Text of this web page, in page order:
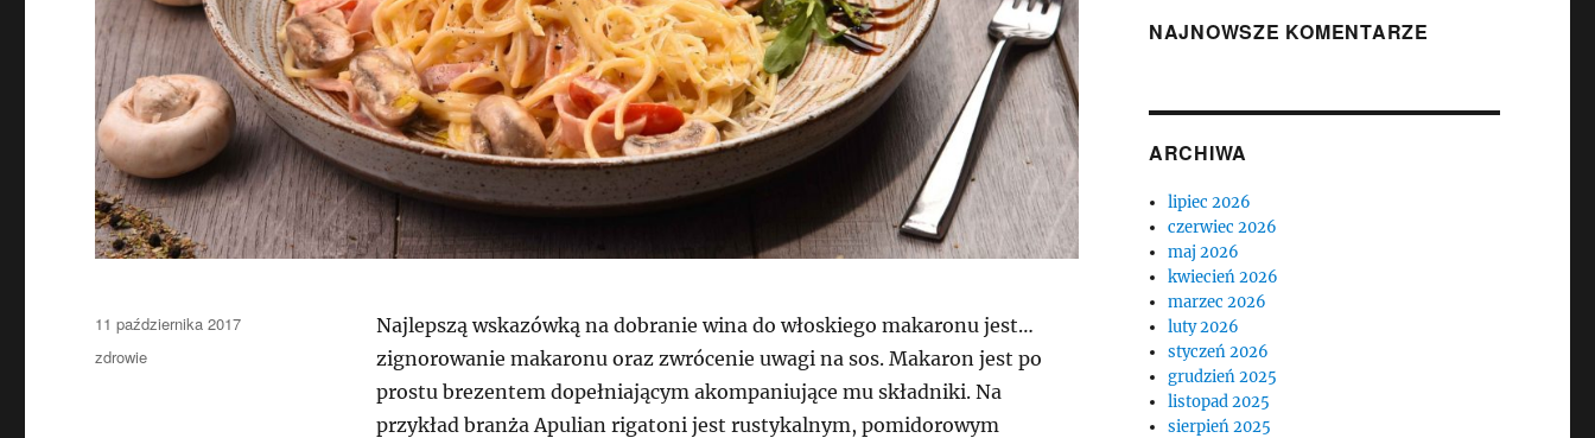
Najlepszą wskazówką na dobranie wina do włoskiego makaronu jest…
zignorowanie makaronu oraz zwrócenie uwagi na sos. Makaron jest po
prostu brezentem dopełniającym akompaniujące mu składniki. Na
przykład branża Apulian rigatoni jest rustykalnym, pomidorowym
Data
publikacji
11 października 2017
Kategorie
zdrowie
NAJNOWSZE KOMENTARZE
ARCHIWA
lipiec 2026
czerwiec 2026
maj 2026
kwiecień 2026
marzec 2026
luty 2026
styczeń 2026
grudzień 2025
listopad 2025
sierpień 2025